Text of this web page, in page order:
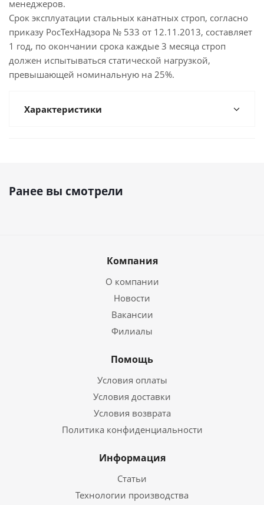
менеджеров.
Срок эксплуатации стальных канатных строп, согласно
приказу РосТехНадзора № 533 от 12.11.2013, составляет
1 год, по окончании срока каждые 3 месяца строп
должен испытываться статической нагрузкой,
превышающей номинальную на 25%.
Характеристики
Ранее вы смотрели
Компания
О компании
Новости
Вакансии
Филиалы
Помощь
Условия оплаты
Условия доставки
Условия возврата
Политика конфиденциальности
Информация
Статьи
Технологии производства